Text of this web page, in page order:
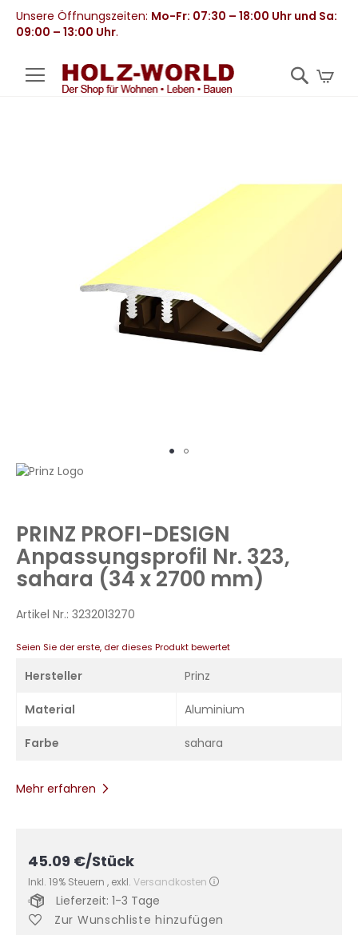
Unsere Öffnungszeiten: Mo-Fr: 07:30 – 18:00 Uhr und Sa:
09:00 – 13:00 Uhr.
Zum
springen
PRINZ PROFI-DESIGN
Anpassungsprofil Nr. 323,
sahara (34 x 2700 mm)
Artikel Nr.: 3232013270
Seien Sie der erste, der dieses Produkt bewertet
Hersteller Prinz
Material Aluminium
Farbe sahara
Mehr erfahren
45.09 €/Stück
Inkl. 19% Steuern , exkl. Versandkosten
Lieferzeit: 1-3 Tage
Zur Wunschliste hinzufügen